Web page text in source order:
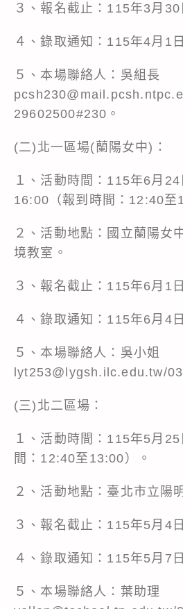
３、報名截止：115年3月30
４、錄取通知：115年4月1
５、本場聯絡人：吳組長
29602500#230。
(二)北一區場(蘭陽女中)：
１、活動時間：115年6月
16:00（報到時間：12:40至
２、活動地點：國立蘭陽女
境教室。
３、報名截止：115年6月1
４、錄取通知：115年6月4
５、本場聯絡人：吳小姐
lyt253@lygsh.ilc.edu.tw/
(三)北二區場：
１、活動時間：115年5月
間：12:40至13:00）。
２、活動地點：臺北市立陽
３、報名截止：115年5月4
４、錄取通知：115年5月7
５、本場聯絡人：葉助理